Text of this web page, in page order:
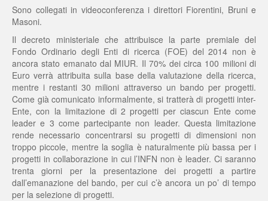
Sono collegati in videoconferenza i direttori Fiorentini, Bruni e
Masoni.
Il decreto ministeriale che attribuisce la parte premiale del
Fondo Ordinario degli Enti di ricerca (FOE) del 2014 non è
ancora stato emanato dal MIUR. Il 70% dei circa 100 milioni di
Euro verrà attribuita sulla base della valutazione della ricerca,
mentre i restanti 30 milioni attraverso un bando per progetti.
Come già comunicato informalmente, si tratterà di progetti inter-
Ente, con la limitazione di 2 progetti per ciascun Ente come
leader e 3 come partecipante non leader. Questa limitazione
rende necessario concentrarsi su progetti di dimensioni non
troppo piccole, mentre la soglia è naturalmente più bassa per i
progetti in collaborazione in cui l’INFN non è leader. Ci saranno
trenta giorni per la presentazione dei progetti a partire
dall’emanazione del bando, per cui c’è ancora un po’ di tempo
per la selezione di progetti.